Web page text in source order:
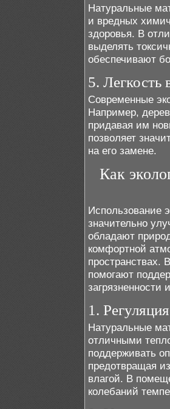
Натуральные
и вредных
здоровья. В
выделять
обеспечивают
5. Легкость
Современные
Например,
придавая им
позволяет
на его замене.
Как
Использование
значительно
обладают
комфортной
пространствах.
помогают
загрязненности
1.
Натуральные
отличными
поддерживать
предотвращая
влагой. В
колебаний